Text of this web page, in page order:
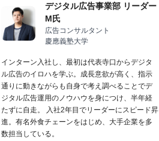
デジタル広告事業部 リーダー
M氏
広告コンサルタント
慶應義塾大学
インターン入社し、最初は代表寺口からデジタ
ル広告のイロハを学ぶ。成長意欲が高く、指示
通りに動きながらも自身で考え調べることでデ
ジタル広告運用のノウハウを身につけ、半年経
たずに自走。 入社2年目でリーダーにスピード昇
進。有名外食チェーンをはじめ、大手企業を多
数担当している。